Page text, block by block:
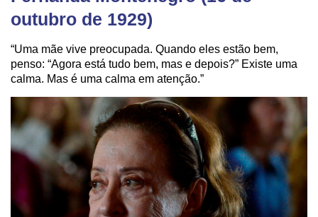
outubro de 1929)
“Uma mãe vive preocupada. Quando eles estão bem,
penso: “Agora está tudo bem, mas e depois?” Existe uma
calma. Mas é uma calma em atenção.”